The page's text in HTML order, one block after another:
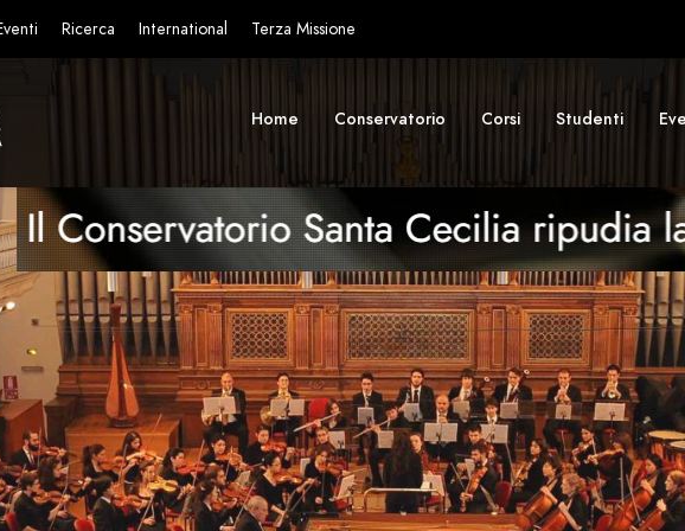
Ricerca International Terza Missione
Home Conservatorio Corsi Studenti